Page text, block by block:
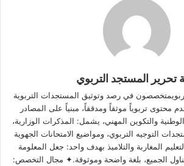
تحرير المستجد التربوي
في رصد وتوثيق المستجدات التربوية
محتوى تربوياً موثقاً ومدققاً، مبنياً على المصادر
والتكوين المهني، يشمل: المذكرات الوزارية،
التوجيه التربوي، ومواضيع الامتحانات الجهوية
المغاربة والتلاميذ بهدف واحد: جعل المعلومة
الجميع، بلغة واضحة وموثوقة.✦ مجال التخصص: